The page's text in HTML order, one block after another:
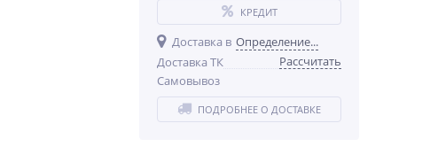
КРЕДИТ
Доставка в Определение...
Доставка ТК
Рассчитать
Самовывоз
ПОДРОБНЕЕ О ДОСТАВКЕ